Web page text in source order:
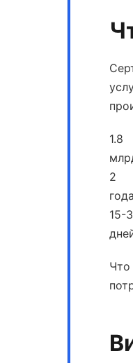
1.8
2
15-
Что